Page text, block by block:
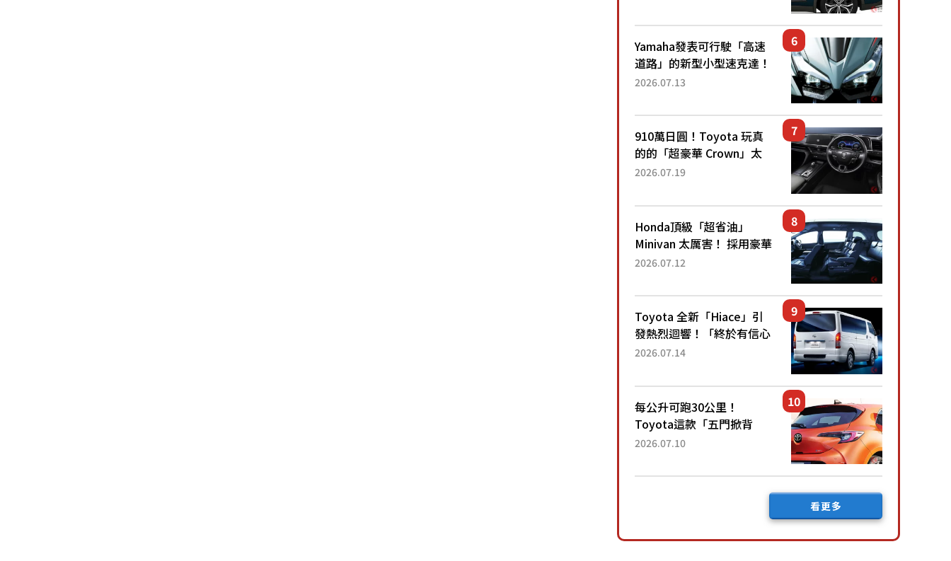
眼！ 配備豐富、超越售價
水準，堪稱高CP值代表的
「...
Yamaha發表可行駛「高速
道路」的新型小型速克達！
搭載能享受超強勁「渦輪
高階「Super Sport」車款
相同的...
2026.07.13
910萬日圓！Toyota 玩真
的的「超豪華 Crown」太
厲害了！採用由「匠人技
運動化「底盤設定」！還配
備專屬豪華...
2026.07.19
Honda頂級「超省油」
Minivan 太厲害！ 採用豪華
「真皮座椅」與專屬「黑色
公里，兼具優異節能表現與
舒適「三...
2026.07.12
Toyota 全新「Hiace」引
發熱烈迴響！「終於有信心
下訂了！」「哪個等級交車
後竟然還要等「超過半年」
才能交車？...
2026.07.14
每公升可跑30公里！
Toyota這款「五門掀背
車」真的很厲害！ 擁有全
尺寸」，配備全面升級！
2026.07.10
看更多